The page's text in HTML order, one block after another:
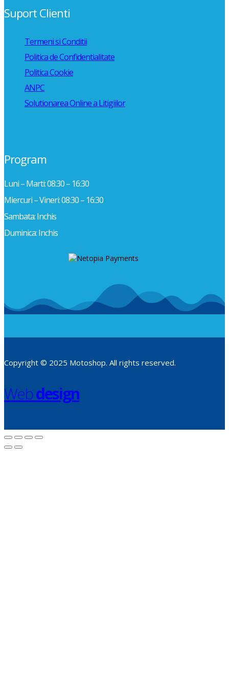
Suport Clienti
Termeni si Conditii
Politica de Confidentialitate
Politica Cookie
ANPC
Solutionarea Online a Litigiilor
Program
Luni – Marti: 08:30 – 16:30
Miercuri – Vineri: 08:30 – 16:30
Sambata: Inchis
Duminica: Inchis
Copyright © 2025 Motoshop. All rights reserved.
Webdesign